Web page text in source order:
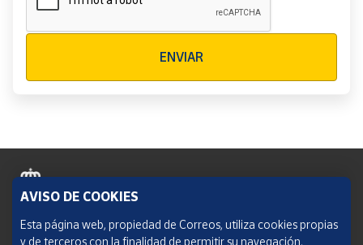
ENVIAR
Política de cookies
AVISO DE COOKIES
Esta página web, propiedad de Correos, utiliza cookies propias
y de terceros con la finalidad de permitir su navegación,